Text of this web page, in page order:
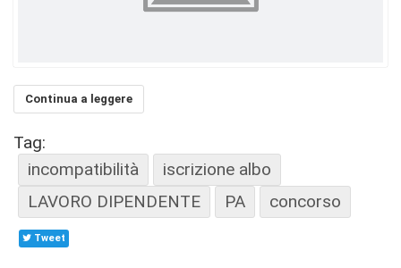
Continua a leggere
Tag:
incompatibilità
iscrizione albo
LAVORO DIPENDENTE
PA concorso
Tweet